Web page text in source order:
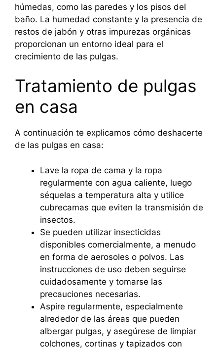
húmedas, como las paredes y los pisos del
baño. La humedad constante y la presencia de
restos de jabón y otras impurezas orgánicas
proporcionan un entorno ideal para el
crecimiento de las pulgas.
Tratamiento de pulgas
en casa
A continuación te explicamos cómo deshacerte
de las pulgas en casa:
Lave la ropa de cama y la ropa
regularmente con agua caliente, luego
séquelas a temperatura alta y utilice
cubrecamas que eviten la transmisión de
insectos.
Se pueden utilizar insecticidas
disponibles comercialmente, a menudo
en forma de aerosoles o polvos. Las
instrucciones de uso deben seguirse
cuidadosamente y tomarse las
precauciones necesarias.
Aspire regularmente, especialmente
alrededor de las áreas que pueden
albergar pulgas, y asegúrese de limpiar
colchones, cortinas y tapizados con